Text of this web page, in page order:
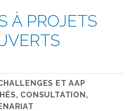
À PROJETS
ET AAP
CONSULTATION,